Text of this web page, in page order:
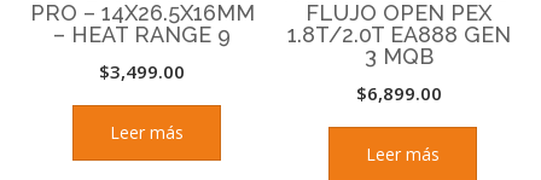
PRO – 14X26.5X16MM
– HEAT RANGE 9
$3,499.00
Leer más
FLUJO OPEN PEX
1.8T/2.0T EA888 GEN
3 MQB
$6,899.00
Leer más